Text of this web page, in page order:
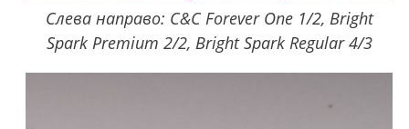
Слева направо: C&C Forever One 1/2, Bright
Spark Premium 2/2, Bright Spark Regular 4/3